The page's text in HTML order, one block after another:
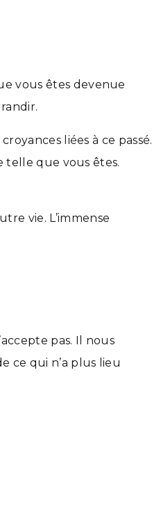
vous êtes devenue
liées à ce passé.
telle que vous êtes.
vie. L’immense
pas. Il nous
ce qui n’a plus lieu